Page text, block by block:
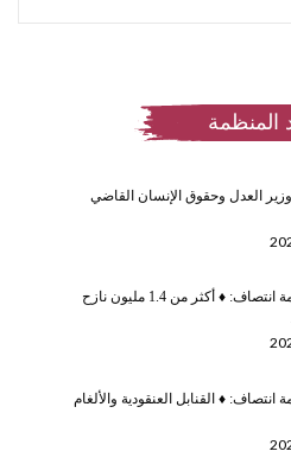
المنظمة
وزير العدل وحقوق الإنسان القاضي
انتصاف: ♦️
أكثر من 1.4 مليون نازح
انتصاف: ♦️القنابل العنقودية والألغام